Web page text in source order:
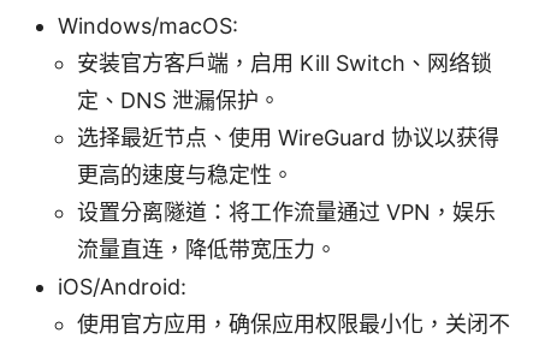
Windows/macOS:
安装官方客户端，启用 Kill Switch、网络锁
定、DNS 泄漏保护。
选择最近节点、使用 WireGuard 协议以获得
更高的速度与稳定性。
设置分离隧道：将工作流量通过 VPN，娱乐
流量直连，降低带宽压力。
iOS/Android:
使用官方应用，确保应用权限最小化，关闭不